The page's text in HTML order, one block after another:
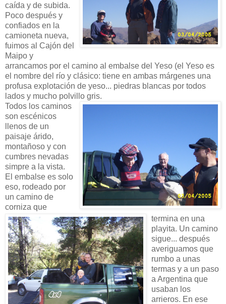
caída y de subida.
Poco después y
confiados en la
camioneta nueva,
fuimos al Cajón del
Maipo y
arrancamos por el camino al embalse del Yeso (el Yeso es
el nombre del río y clásico: tiene en ambas márgenes una
profusa explotación de yeso... piedras blancas por todos
lados y mucho polvillo gris.
Todos los caminos
son escénicos
llenos de un
paisaje árido,
montañoso y con
cumbres nevadas
simpre a la vista.
El embalse es solo
eso, rodeado por
un camino de
corniza que
termina en una
playita. Un camino
sigue... después
averiguamos que
rumbo a unas
termas y a un paso
a Argentina que
usaban los
arrieros. En ese